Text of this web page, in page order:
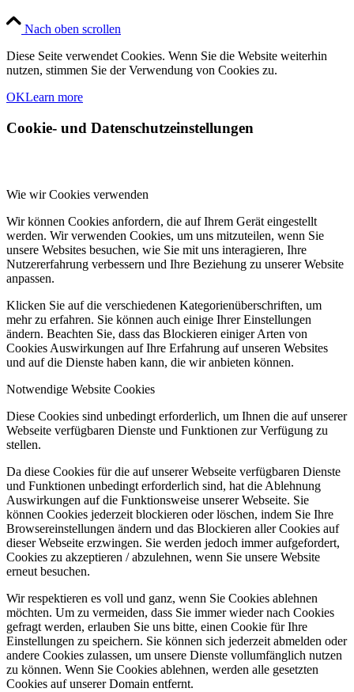
Nach oben scrollen
Diese Seite verwendet Cookies. Wenn Sie die Website weiterhin
nutzen, stimmen Sie der Verwendung von Cookies zu.
OKLearn more
Cookie- und Datenschutzeinstellungen
Wie wir Cookies verwenden
Wir können Cookies anfordern, die auf Ihrem Gerät eingestellt
werden. Wir verwenden Cookies, um uns mitzuteilen, wenn Sie
unsere Websites besuchen, wie Sie mit uns interagieren, Ihre
Nutzererfahrung verbessern und Ihre Beziehung zu unserer Website
anpassen.
Klicken Sie auf die verschiedenen Kategorienüberschriften, um
mehr zu erfahren. Sie können auch einige Ihrer Einstellungen
ändern. Beachten Sie, dass das Blockieren einiger Arten von
Cookies Auswirkungen auf Ihre Erfahrung auf unseren Websites
und auf die Dienste haben kann, die wir anbieten können.
Notwendige Website Cookies
Diese Cookies sind unbedingt erforderlich, um Ihnen die auf unserer
Webseite verfügbaren Dienste und Funktionen zur Verfügung zu
stellen.
Da diese Cookies für die auf unserer Webseite verfügbaren Dienste
und Funktionen unbedingt erforderlich sind, hat die Ablehnung
Auswirkungen auf die Funktionsweise unserer Webseite. Sie
können Cookies jederzeit blockieren oder löschen, indem Sie Ihre
Browsereinstellungen ändern und das Blockieren aller Cookies auf
dieser Webseite erzwingen. Sie werden jedoch immer aufgefordert,
Cookies zu akzeptieren / abzulehnen, wenn Sie unsere Website
erneut besuchen.
Wir respektieren es voll und ganz, wenn Sie Cookies ablehnen
möchten. Um zu vermeiden, dass Sie immer wieder nach Cookies
gefragt werden, erlauben Sie uns bitte, einen Cookie für Ihre
Einstellungen zu speichern. Sie können sich jederzeit abmelden oder
andere Cookies zulassen, um unsere Dienste vollumfänglich nutzen
zu können. Wenn Sie Cookies ablehnen, werden alle gesetzten
Cookies auf unserer Domain entfernt.